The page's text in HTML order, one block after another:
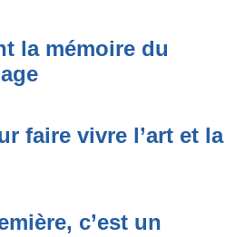
la mémoire du
faire vivre l’art et la
c’est un